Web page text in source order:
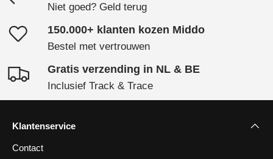
Niet goed? Geld terug
150.000+ klanten kozen Middo
Bestel met vertrouwen
Gratis verzending in NL & BE
Inclusief Track & Trace
Klantenservice
Contact